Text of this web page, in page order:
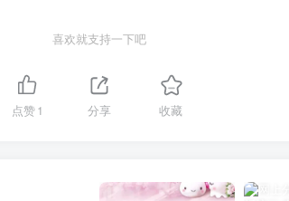
喜欢就支持一下吧
点赞1 分享 收藏